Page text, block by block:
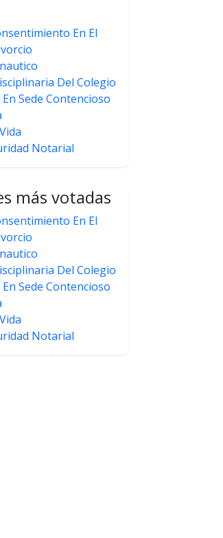
En El
Del Colegio
Sede Contencioso
Notarial
más votadas
En El
Del Colegio
Sede Contencioso
Notarial